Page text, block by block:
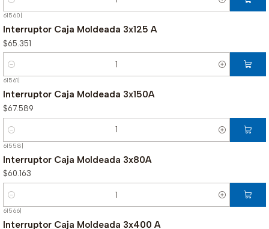
Cantidad
61560|
Interruptor Caja Moldeada 3x125 A
$65.351
Cantidad
61561
Interruptor Caja Moldeada 3x150A
$67.589
Cantidad
61558|
Interruptor Caja Moldeada 3x80A
$60.163
Cantidad
61566|
Interruptor Caja Moldeada 3x400 A